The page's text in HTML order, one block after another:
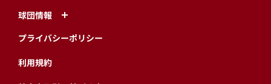
球団情報
プライバシーポリシー
利用規約